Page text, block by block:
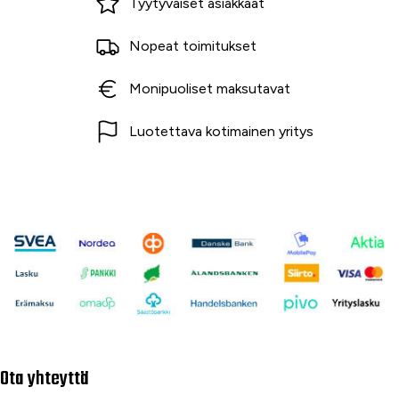
Nopeat toimitukset
Monipuoliset maksutavat
Luotettava kotimainen yritys
Ota yhteyttä